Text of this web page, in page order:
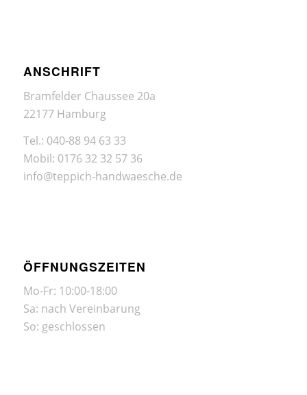
ANSCHRIFT
Bramfelder Chaussee 20a
22177 Hamburg
Tel.: 040-88 94 63 33
Mobil: 0176 32 32 57 36
info@teppich-handwaesche.de
ÖFFNUNGSZEITEN
Mo-Fr: 10:00-18:00
Sa: nach Vereinbarung
So: geschlossen